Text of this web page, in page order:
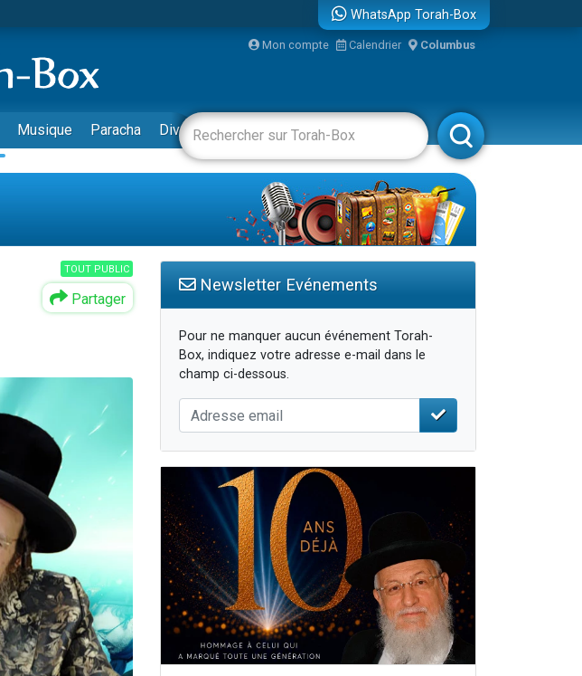
WhatsApp Torah-Box
Mon compte Calendrier Columbus
Musique Paracha Divertissements Livres Rabbanim
TOUT PUBLIC
Partager
Newsletter Evénements
Pour ne manquer aucun événement Torah-
Box, indiquez votre adresse e-mail dans le
champ ci-dessous.